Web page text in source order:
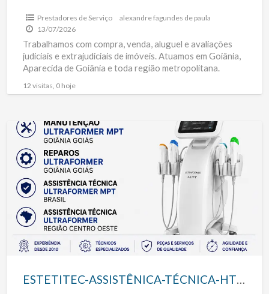
Prestadores de Serviço
alexandre fagundes de paula
13/07/2026
Trabalhamos com compra, venda, aluguel e avaliações
judiciais e extrajudiciais de imóveis. Atuamos em Goiânia,
Aparecida de Goiânia e toda região metropolitana.
12 visitas, 0 hoje
ESTETITEC-
ASSISTÊNICA-
TÉCNICA-
HTM-
GOIÂNIA-
GOIÁS
ESTETITEC-ASSISTÊNICA-TÉCNICA-HTM-GOIÂNIA-GOIÁS